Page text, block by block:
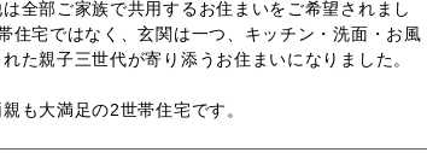
全部ご家族で共用するお住まいをご希望されまし
住宅ではなく、玄関は一つ、キッチン・洗面・お風
た親子三世代が寄り添うお住まいになりました。
も大満足の2世帯住宅です。